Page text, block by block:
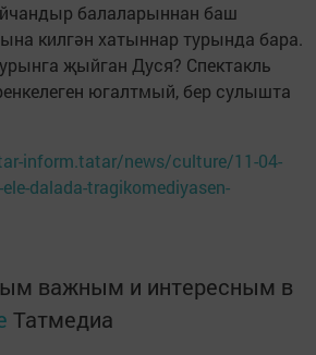
балаларыннан баш
килгән хатыннар турында бара.
җыйган Дуся? Спектакль
югалтмый, бер сулышта
inform.tatar/news/culture/11-04-
dalada-tragikomediyasen-
важным и интересным в
Татмедиа